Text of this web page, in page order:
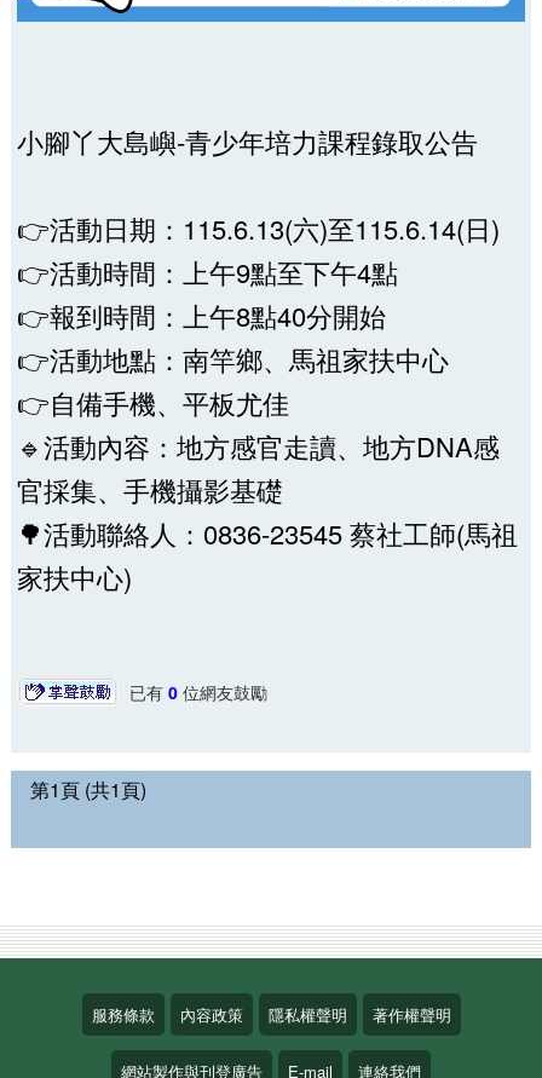
小腳丫大島嶼-青少年培力課程錄取公告
👉活動日期：115.6.13(六)至115.6.14(日)
👉活動時間：上午9點至下午4點
👉報到時間：上午8點40分開始
👉活動地點：南竿鄉、馬祖家扶中心
👉自備手機、平板尤佳
🔹活動內容：地方感官走讀、地方DNA感
官採集、手機攝影基礎
🌳活動聯絡人：0836-23545 蔡社工師(馬祖
家扶中心)
已有 0位網友鼓勵
第1頁 (共1頁)
服務條款 內容政策 隱私權聲明 著作權聲明
網站製作與刊登廣告 E-mail 連絡我們